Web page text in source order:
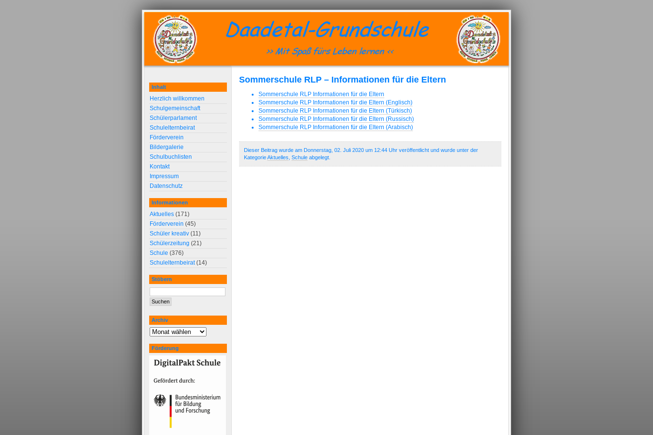
Sommerschule RLP – Informationen für die Eltern
Sommerschule RLP Informationen für die Eltern
Sommerschule RLP Informationen für die Eltern (Englisch)
Sommerschule RLP Informationen für die Eltern (Türkisch)
Sommerschule RLP Informationen für die Eltern (Russisch)
Sommerschule RLP Informationen für die Eltern (Arabisch)
Dieser Beitrag wurde am Donnerstag, 02. Juli 2020 um 12:44 Uhr veröffentlicht und wurde unter der
KategorieAktuelles Schule abgelegt.
Inhalt
Herzlich willkommen
Schulgemeinschaft
Schülerparlament
Schulelternbeirat
Förderverein
Bildergalerie
Schulbuchlisten
Kontakt
Impressum
Datenschutz
Informationen
Aktuelles (171)
Förderverein (45)
Schüler kreativ (11)
Schülerzeitung (21)
Schule (376)
Schulelternbeirat(14)
Stöbern
Archiv
Förderung